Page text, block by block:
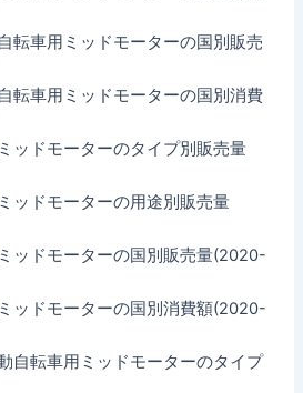
転車用ミッドモーターの国別販売
転車用ミッドモーターの国別消費
ッドモーターのタイプ別販売量
ッドモーターの用途別販売量
ッドモーターの国別販売量(2020-
ッドモーターの国別消費額(2020-
自転車用ミッドモーターのタイプ